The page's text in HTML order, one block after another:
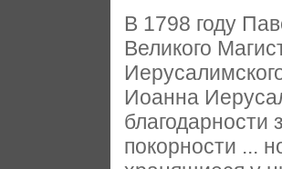
В 1798 году
Великого
Иоанна
благодарности
покорности ...